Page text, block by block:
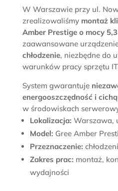
W Warszawie przy ul.
zrealizowaliśmy montaż
Amber Prestige o mocy
zaawansowane
chłodzenie, niezbędne do
warunków pracy sprzętu
System gwarantuje
energooszczędność i
w środowiskach
Lokalizacja: Warszawa,
Model: Gree Amber
Przeznaczenie:
Zakres prac: montaż,
wydajności